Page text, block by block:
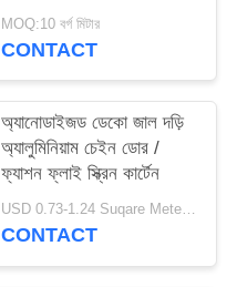
MOQ:10 বর্গ মিটার
CONTACT
অ্যানোডাইজড ডেকো জাল দড়ি
অ্যালুমিনিয়াম চেইন ডোর /
ফ্যাশন ফ্লাই স্ক্রিন কার্টেন
USD 0.73-1.24 Suqare Meters MOQ:10 স্কোয়ার মিটার
CONTACT